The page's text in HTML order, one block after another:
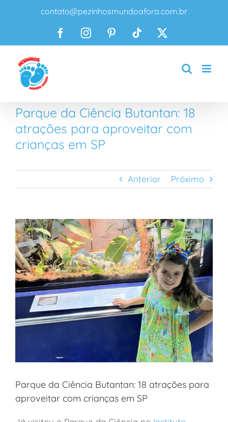
conteúdo
contato@pezinhosmundoafora.com.br
FacebookInstagramPinterestTiktok
Parque da Ciência Butantan: 18
atrações para aproveitar com
crianças em SP
Anterior Próximo
Parque da Ciência Butantan: 18 atrações para
aproveitar com crianças em SP